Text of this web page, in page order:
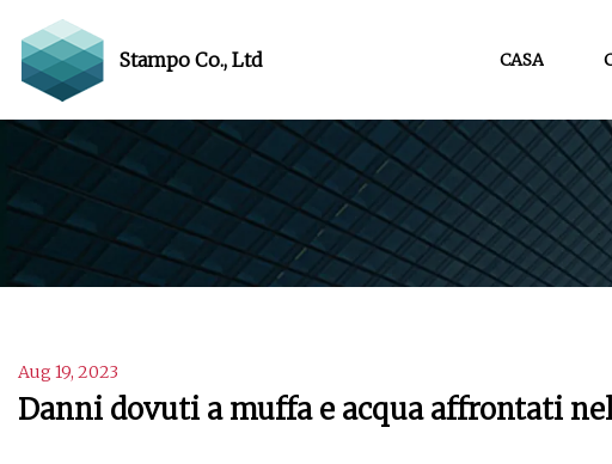
Stampo Co., Ltd CASA
Aug 19, 2023
Danni dovuti a muffa e acqua affrontati